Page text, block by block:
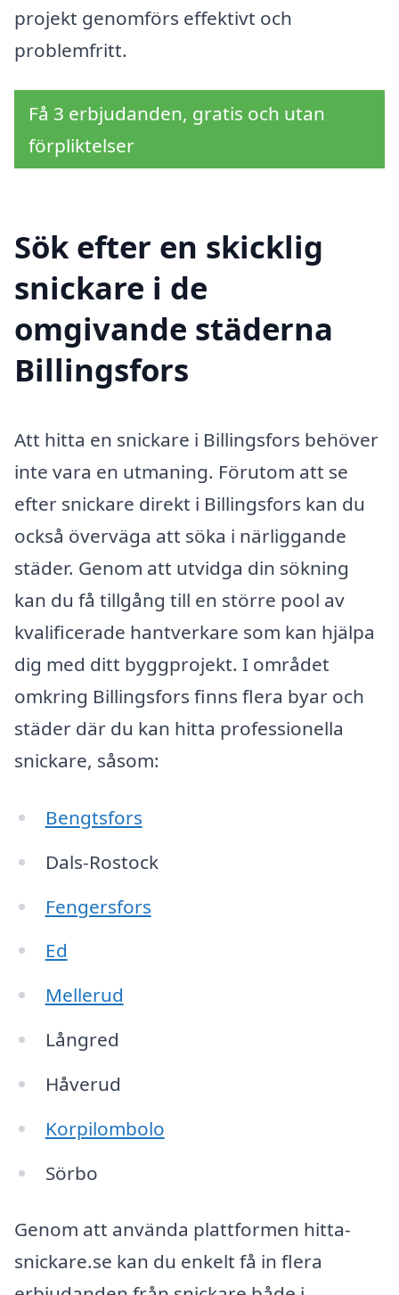
projekt genomförs effektivt och
problemfritt.
Få 3 erbjudanden, gratis och utan
förpliktelser
Sök efter en skicklig
snickare i de
omgivande städerna
Billingsfors
Att hitta en snickare i Billingsfors behöver
inte vara en utmaning. Förutom att se
efter snickare direkt i Billingsfors kan du
också överväga att söka i närliggande
städer. Genom att utvidga din sökning
kan du få tillgång till en större pool av
kvalificerade hantverkare som kan hjälpa
dig med ditt byggprojekt. I området
omkring Billingsfors finns flera byar och
städer där du kan hitta professionella
snickare, såsom:
Bengtsfors
Dals-Rostock
Fengersfors
Ed
Mellerud
Långred
Håverud
Korpilombolo
Sörbo
Genom att använda plattformen hitta-
snickare.se kan du enkelt få in flera